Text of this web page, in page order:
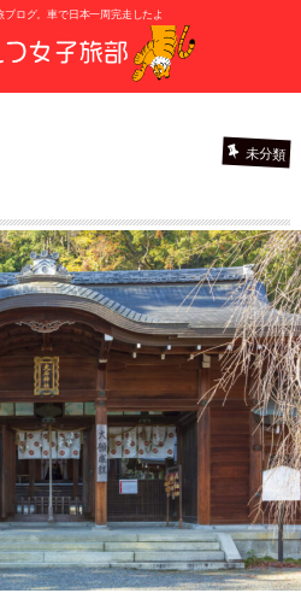
ログ。車で日本一周完走したよ
未分類